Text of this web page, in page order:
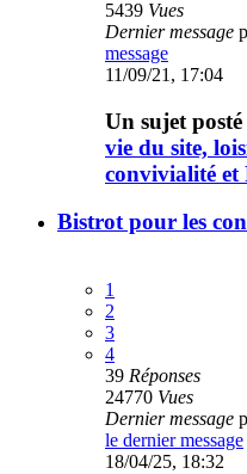
5439 Vues
Dernier message
message
11/09/21, 17:04
Un sujet
vie du site,
convivialité et
Bistrot pour les
1
2
3
4
39 Réponses
24770 Vues
Dernier message
le dernier message
18/04/25, 18:32